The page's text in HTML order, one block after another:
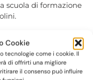
Cookie
tecnologie come i cookie. Il
di offrirti una migliore
il consenso può influire
scuola di formazione